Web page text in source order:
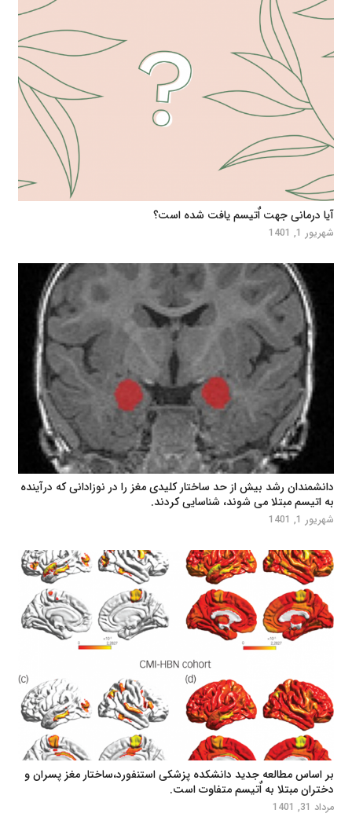
آیا درمانی جهت اٌتیسم یافت شده است؟
شهریور 1, 1401
دانشمندان رشد بیش از حد ساختار کلیدی مغز را در نوزادانی که درآینده
به اتیسم مبتلا می شوند، شناسایی کردند.
شهریور 1, 1401
بر اساس مطالعه جدید دانشکده پزشکی استنفورد،ساختار مغز پسران و
دختران مبتلا به اٌتیسم متفاوت است.
مرداد 31, 1401